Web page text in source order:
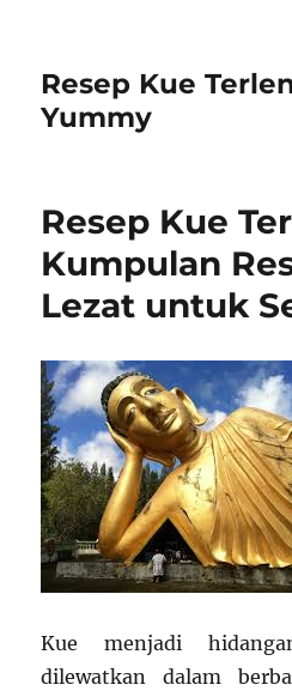
Resep Kue
Yummy
Resep Kue
Kumpulan
Lezat untuk
Kue menjadi
dilewatkan dalam